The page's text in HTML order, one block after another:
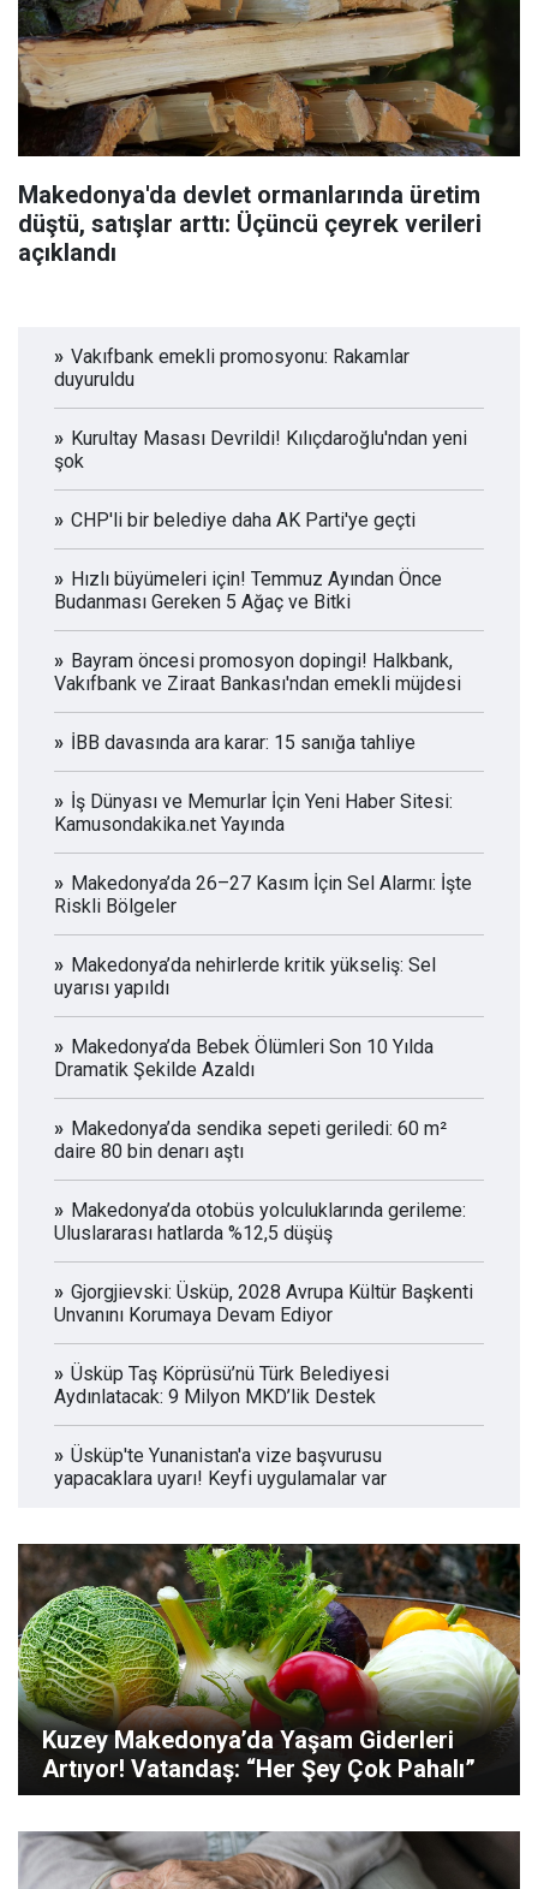
Makedonya'da devlet ormanlarında üretim
düştü, satışlar arttı: Üçüncü çeyrek verileri
açıklandı
Vakıfbank emekli promosyonu: Rakamlar
duyuruldu
Kurultay Masası Devrildi! Kılıçdaroğlu'ndan yeni
şok
CHP'li bir belediye daha AK Parti'ye geçti
Hızlı büyümeleri için! Temmuz Ayından Önce
Budanması Gereken 5 Ağaç ve Bitki
Bayram öncesi promosyon dopingi! Halkbank,
Vakıfbank ve Ziraat Bankası'ndan emekli müjdesi
İBB davasında ara karar: 15 sanığa tahliye
İş Dünyası ve Memurlar İçin Yeni Haber Sitesi:
Kamusondakika.net Yayında
Makedonya’da 26–27 Kasım İçin Sel Alarmı: İşte
Riskli Bölgeler
Makedonya’da nehirlerde kritik yükseliş: Sel
uyarısı yapıldı
Makedonya’da Bebek Ölümleri Son 10 Yılda
Dramatik Şekilde Azaldı
Makedonya’da sendika sepeti geriledi: 60 m²
daire 80 bin denarı aştı
Makedonya’da otobüs yolculuklarında gerileme:
Uluslararası hatlarda %12,5 düşüş
Gjorgjievski: Üsküp, 2028 Avrupa Kültür Başkenti
Unvanını Korumaya Devam Ediyor
Üsküp Taş Köprüsü’nü Türk Belediyesi
Aydınlatacak: 9 Milyon MKD’lik Destek
Üsküp'te Yunanistan'a vize başvurusu
yapacaklara uyarı! Keyfi uygulamalar var
Kuzey Makedonya’da Yaşam Giderleri
Artıyor! Vatandaş: “Her Şey Çok Pahalı”